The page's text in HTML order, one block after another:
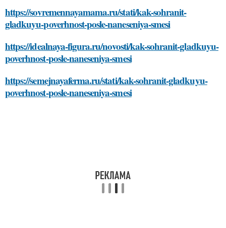
https://sovremennayamama.ru/stati/kak-sohranit-
gladkuyu-poverhnost-posle-naneseniya-smesi
https://idealnaya-figura.ru/novosti/kak-sohranit-gladkuyu-
poverhnost-posle-naneseniya-smesi
https://semejnayaferma.ru/stati/kak-sohranit-gladkuyu-
poverhnost-posle-naneseniya-smesi